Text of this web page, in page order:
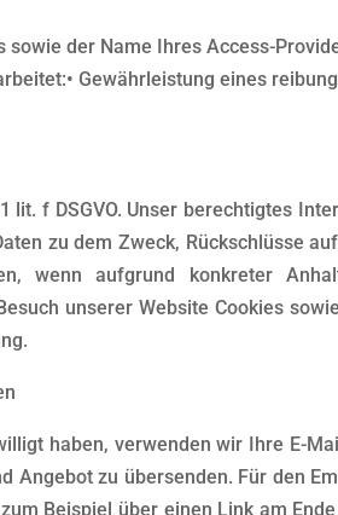
der Name Ihres Access-
Gewährleistung eines
f DSGVO. Unser berechtigtes
zu dem Zweck, Rückschlüsse
wenn aufgrund konkreter
unserer Website Cookies
haben, verwenden wir Ihre E-
zu übersenden. Für den
Beispiel über einen Link am